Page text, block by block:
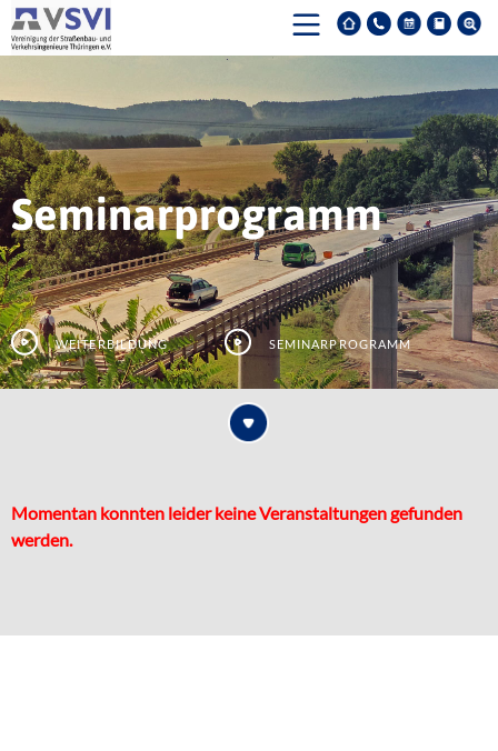
Seminarprogramm
Weiterbildung Seminarprogramm
Momentan konnten leider keine Veranstaltungen gefunden
werden.